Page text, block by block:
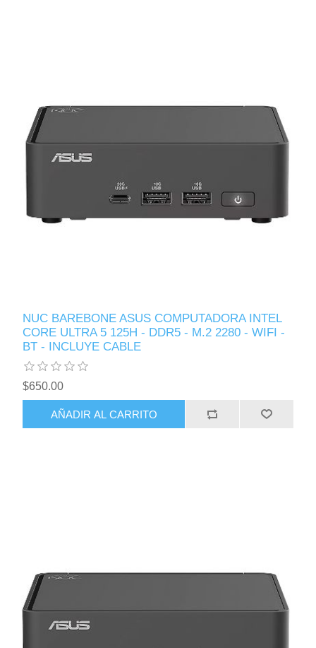
NUC BAREBONE ASUS COMPUTADORA INTEL
CORE ULTRA 5 125H - DDR5 - M.2 2280 - WIFI -
BT - INCLUYE CABLE
$650.00
AÑADIR AL CARRITO